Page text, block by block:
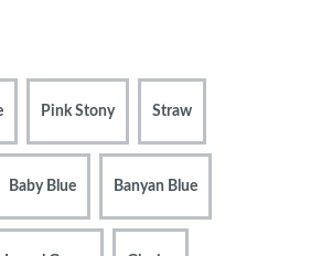
Pink Stony Straw
Baby Blue Banyan Blue